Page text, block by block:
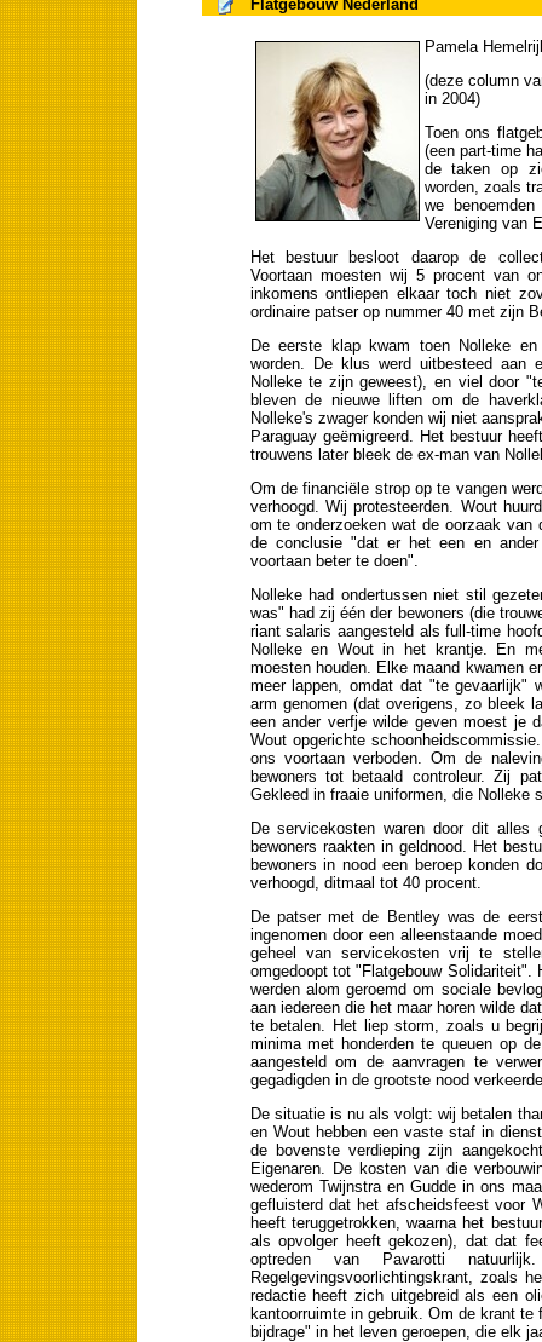
Flatgebouw Nederland
Pamela
(deze column
in 2004)
Toen ons
(een part-time
de taken op
worden, zoals
we
Vereniging van
Het bestuur besloot daarop de
Voortaan moesten wij 5 procent van
inkomens ontliepen elkaar toch niet
ordinaire patser op nummer 40 met zijn
De eerste klap kwam toen Nolleke
worden. De klus werd uitbesteed aan
Nolleke te zijn geweest), en viel door
bleven de nieuwe liften om de
Nolleke's zwager konden wij niet
Paraguay geëmigreerd. Het bestuur
trouwens later bleek de ex-man van
Om de financiële strop op te vangen
verhoogd. Wij protesteerden. Wout
om te onderzoeken wat de oorzaak
de conclusie "dat er het een en
voortaan beter te doen".
Nolleke had ondertussen niet stil
was" had zij één der bewoners (die
riant salaris aangesteld als full-time
Nolleke en Wout in het krantje. En
moesten houden. Elke maand kwamen
meer lappen, omdat dat "te gevaarlijk"
arm genomen (dat overigens, zo bleek
een ander verfje wilde geven moest je
Wout opgerichte
ons voortaan verboden. Om de
bewoners tot betaald controleur. Zij
Gekleed in fraaie uniformen, die Nolleke
De servicekosten waren door dit
bewoners raakten in geldnood. Het
bewoners in nood een beroep konden
verhoogd, ditmaal tot 40 procent.
De patser met de Bentley was de
ingenomen door een alleenstaande
geheel van servicekosten vrij te
omgedoopt tot "Flatgebouw
werden alom geroemd om sociale
aan iedereen die het maar horen wilde
te betalen. Het liep storm, zoals u
minima met honderden te queuen op
aangesteld om de aanvragen te
gegadigden in de grootste nood
De situatie is nu als volgt: wij betalen
en Wout hebben een vaste staf in
de bovenste verdieping zijn
Eigenaren. De kosten van die
wederom Twijnstra en Gudde in ons
gefluisterd dat het afscheidsfeest voor
heeft teruggetrokken, waarna het
als opvolger heeft gekozen), dat dat
optreden van Pavarotti
Regelgevingsvoorlichtingskrant, zoals
redactie heeft zich uitgebreid als een
kantoorruimte in gebruik. Om de krant
bijdrage" in het leven geroepen, die elk